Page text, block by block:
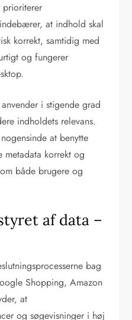
prioriterer
at indhold skal
korrekt, samtidig med
og fungerer
i stigende grad
indholdets relevans.
at benytte
metadata korrekt og
både brugere og
af data –
bag
Shopping, Amazon
at
og søgevisninger i høj